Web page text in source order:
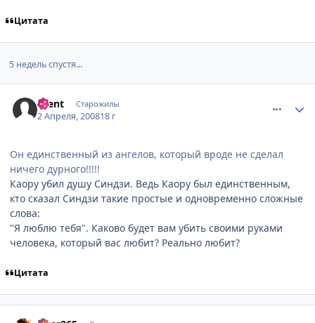
Цитата
5 недель спустя...
iHent Старожилы
2 Апреля, 200818 г
Он единственный из ангелов, который вроде не сделал
ничего дурного!!!!!
Каору убил душу Синдзи. Ведь Каору был единственным,
кто сказал Синдзи такие простые и одновременно сложные
слова:
"Я люблю тебя". Каково будет вам убить своими руками
человека, который вас любит? Реально любит?
Цитата